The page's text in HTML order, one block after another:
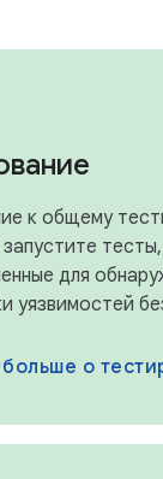
к общему
для
уязвимостей
о тестировании